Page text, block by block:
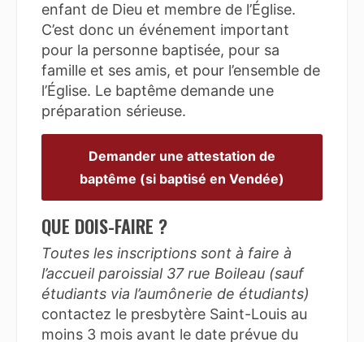
enfant de Dieu et membre de l’Église.
C’est donc un événement important
pour la personne baptisée, pour sa
famille et ses amis, et pour l’ensemble de
l’Église. Le baptême demande une
préparation sérieuse.
Demander une attestation de
baptême (si baptisé en Vendée)
QUE DOIS-FAIRE ?
Toutes les inscriptions sont à faire à
l’accueil paroissial 37 rue Boileau (sauf
étudiants via l’aumônerie de étudiants)
contactez le presbytère Saint-Louis au
moins 3 mois avant le date prévue du